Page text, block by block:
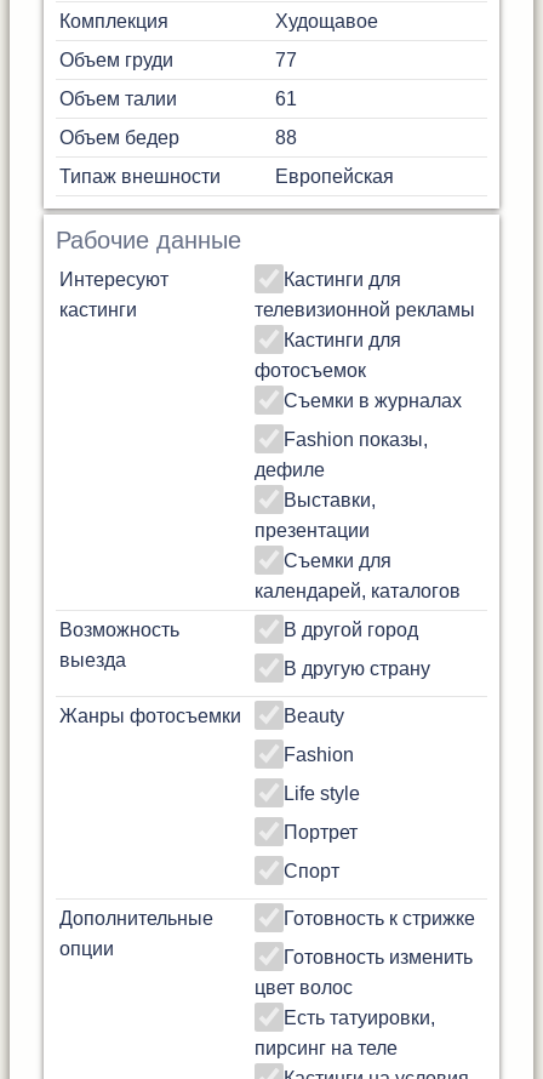
Комплекция
Худощавое
Объем груди
77
Объем талии
61
Объем бедер
88
Типаж внешности
Европейская
Рабочие данные
Интересуют
кастинги
Кастинги для
телевизионной рекламы
Кастинги для
фотосъемок
Съемки в журналах
Fashion показы,
дефиле
Выставки,
презентации
Съемки для
календарей, каталогов
Возможность
выезда
В другой город
В другую страну
Жанры фотосъемки
Beauty
Fashion
Life style
Портрет
Спорт
Дополнительные
опции
Готовность к стрижке
Готовность изменить
цвет волос
Есть татуировки,
пирсинг на теле